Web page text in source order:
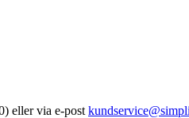
eller via e-post